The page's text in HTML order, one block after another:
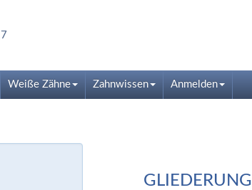
Weiße Zähne Zahnwissen Anmelden
GLIEDERUNG